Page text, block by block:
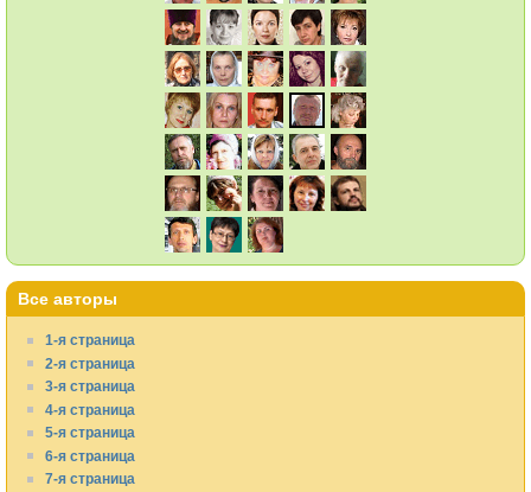
Все авторы
1-я страница
2-я страница
3-я страница
4-я страница
5-я страница
6-я страница
7-я страница